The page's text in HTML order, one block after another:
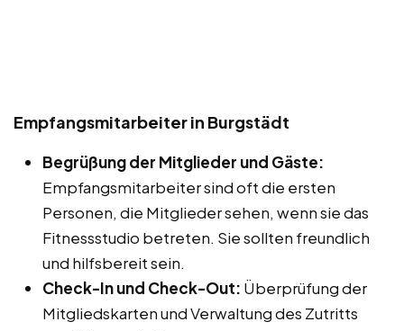
Empfangsmitarbeiter in Burgstädt
Begrüßung der Mitglieder und Gäste:
Empfangsmitarbeiter sind oft die ersten
Personen, die Mitglieder sehen, wenn sie das
Fitnessstudio betreten. Sie sollten freundlich
und hilfsbereit sein.
Check-In und Check-Out: Überprüfung der
Mitgliedskarten und Verwaltung des Zutritts